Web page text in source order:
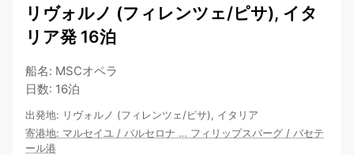
リヴォルノ (フィレンツェ/ピサ), イタ
リア発 16泊
船名: MSCオペラ
日数: 16泊
出発地: リヴォルノ (フィレンツェ/ピサ), イタリア
寄港地: マルセイユ / バルセロナ … フィリップスバーグ / バセテ
ール港